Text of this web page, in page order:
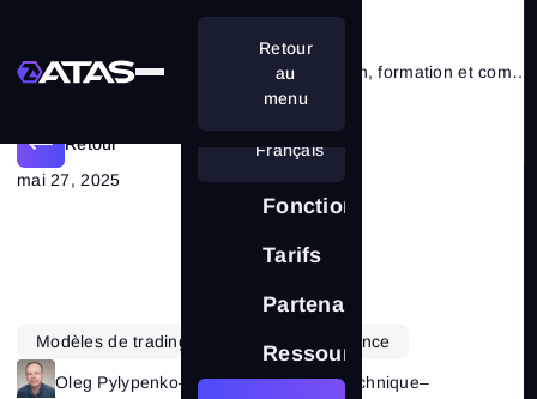
Fonctionnalités
Tarifs
Partenariat
Ressources
Français
Retour
au
menu
Figure de Triple Sommet : définition, formation et comment la trader
Retour
mai 27, 2025
Modèles de trading Trading de tendance
Oleg Pylypenko– Catégorie: Analyse technique–